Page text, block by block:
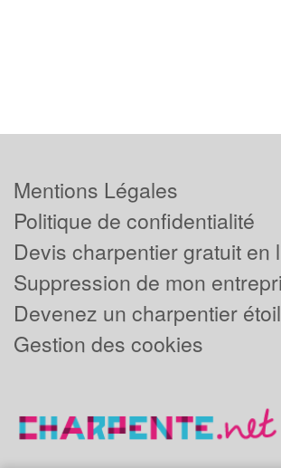
Mentions Légales
Politique de confidentialité
Devis charpentier gratuit en
Suppression de mon
Devenez un charpentier
Gestion des cookies